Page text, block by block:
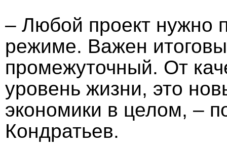
– Любой проект нужно
режиме. Важен
промежуточный. От
уровень жизни, это
экономики в целом, –
Кондратьев.